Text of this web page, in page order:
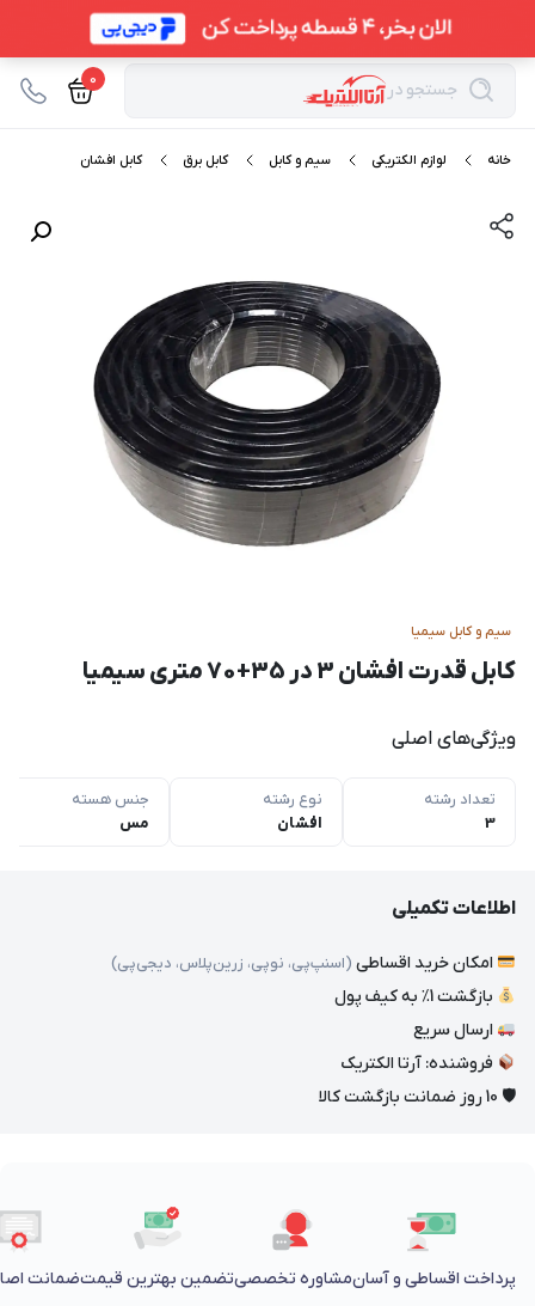
جستجو در 0
خانه لوازم الکتریکی سیم و کابل کابل برق کابل افشان
سیم و کابل سیمیا
کابل قدرت افشان 3 در 35+70 متری سیمیا
ویژگی‌های اصلی
تعداد رشته
3
نوع رشته
افشان
جنس هسته
مس
اطلاعات تکمیلی
امکان خرید اقساطی (اسنپ‌پی، نوپی، زرین‌پلاس، دیجی‌پی)
بازگشت 1٪ به کیف پول
ارسال سریع
فروشنده: آرتا الکتریک
🛡 10 روز ضمانت بازگشت کالا
پرداخت اقساطی و آسانمشاوره تخصصیتضمین بهترین قیمتضمانت